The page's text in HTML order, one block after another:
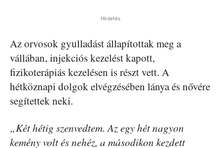
Hirdetés
Az orvosok gyulladást állapítottak meg a
vállában, injekciós kezelést kapott,
fizikoterápiás kezelésen is részt vett. A
hétköznapi dolgok elvégzésében lánya és nővére
segítettek neki.
„Két hétig szenvedtem. Az egy hét nagyon
kemény volt és nehéz, a másodikon kezdett